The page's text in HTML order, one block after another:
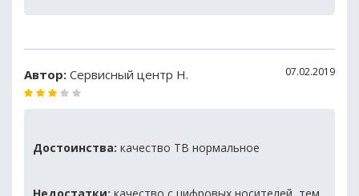
Автор: Сервисный центр Н. 07.02.2019
Достоинства: качество ТВ нормальное